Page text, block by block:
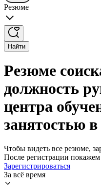
Резюме
Найти
Резюме
должность
центра
занятостью
Чтобы видеть все резюме,
После регистрации
Зарегистрироваться
За всё время